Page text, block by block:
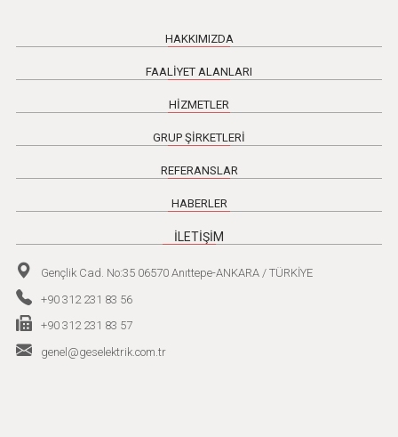
HAKKIMIZDA
FAALİYET ALANLARI
HİZMETLER
GRUP ŞİRKETLERİ
REFERANSLAR
HABERLER
İLETİŞİM
Gençlik Cad. No:35 06570 Anıttepe-ANKARA / TÜRKİYE
+90 312 231 83 56
+90 312 231 83 57
genel@geselektrik.com.tr